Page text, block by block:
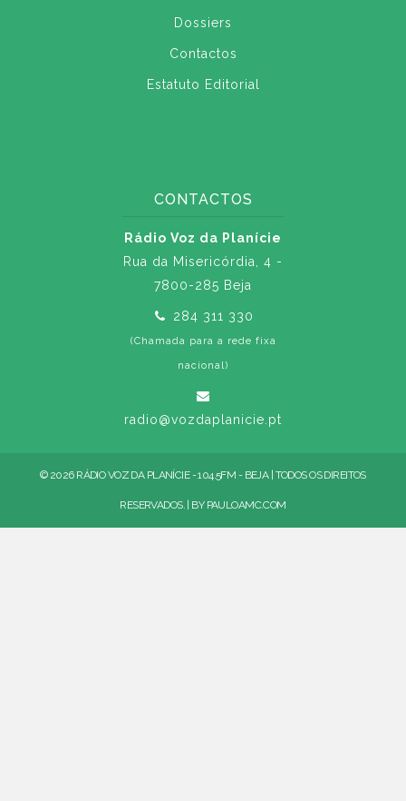
Dossiers
Contactos
Estatuto Editorial
CONTACTOS
Rádio Voz da Planície
Rua da Misericórdia, 4 -
7800-285 Beja
284 311 330
(Chamada para a rede fixa
nacional)
radio@vozdaplanicie.pt
© 2026 RÁDIO VOZ DA PLANÍCIE - 104.5FM - BEJA | TODOS OS DIREITOS
RESERVADOS. | BY PAULOAMC.COM